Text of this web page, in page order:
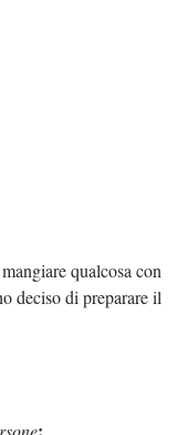
qualcosa con
deciso di preparare il